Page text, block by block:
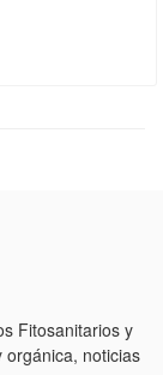
Fitosanitarios y
orgánica, noticias